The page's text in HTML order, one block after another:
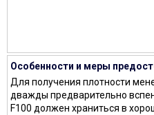
Особенности и меры
Для получения плотности
дважды предварительно
F100 должен храниться в